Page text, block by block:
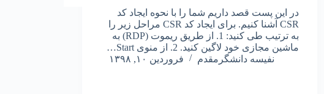
در این پست قصد داریم شما را با نحوه ایجاد کد
CSR آشنا کنیم. برای ایجاد کد CSR مراحل زیر را
به ترتیب طی کنید: 1. از طریق ریموت (RDP) به
ماشین مجازی خود لاگین کنید. 2. از منوی Start…
نفیسه دانشگرمقدم
فروردین ۱۰, ۱۳۹۸